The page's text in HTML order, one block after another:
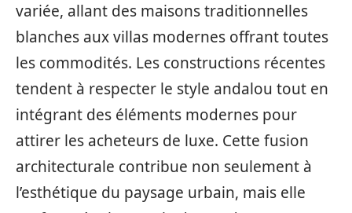
variée, allant des maisons traditionnelles
blanches aux villas modernes offrant toutes
les commodités. Les constructions récentes
tendent à respecter le style andalou tout en
intégrant des éléments modernes pour
attirer les acheteurs de luxe. Cette fusion
architecturale contribue non seulement à
l’esthétique du paysage urbain, mais elle